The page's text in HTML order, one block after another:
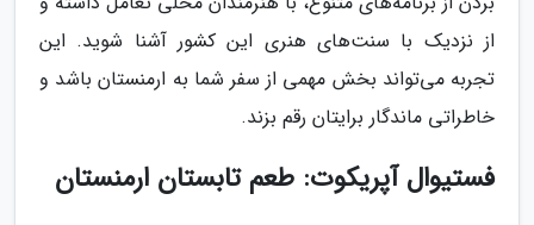
از نزدیک با سنت‌های هنری این کشور آشنا شوید. این
تجربه می‌تواند بخش مهمی از سفر شما به ارمنستان باشد و
خاطراتی ماندگار برایتان رقم بزند.
فستیوال آپریکوت: طعم تابستان ارمنستان